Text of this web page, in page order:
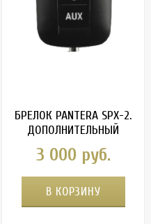
БРЕЛОК PANTERA SPX-2.
ДОПОЛНИТЕЛЬНЫЙ
3 000 руб.
В КОРЗИНУ